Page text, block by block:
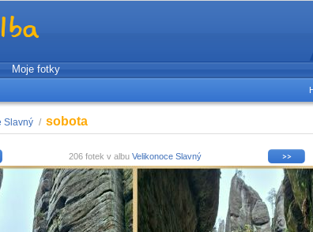
Moje fotky
Slavný / sobota
206 fotek v albu Velikonoce Slavný